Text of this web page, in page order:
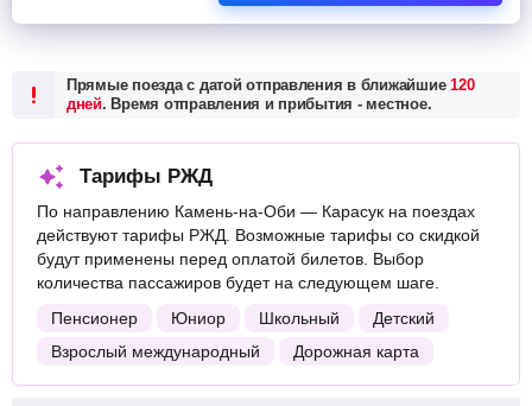
Прямые поезда с датой отправления в ближайшие120
дней. Время отправления и прибытия - местное.
Тарифы РЖД
По направлению Камень-на-Оби — Карасук на поездах
действуют тарифы РЖД. Возможные тарифы со скидкой
будут применены перед оплатой билетов. Выбор
количества пассажиров будет на следующем шаге.
Пенсионер
Юниор Школьный
Детский
Взрослый международный
Дорожная карта